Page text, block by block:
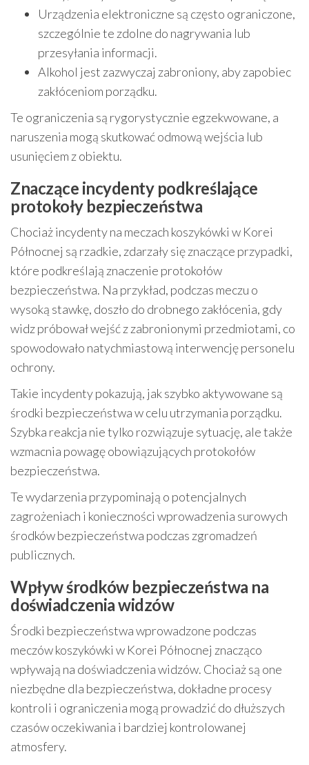
Urządzenia elektroniczne są często ograniczone,
szczególnie te zdolne do nagrywania lub
przesyłania informacji.
Alkohol jest zazwyczaj zabroniony, aby zapobiec
zakłóceniom porządku.
Te ograniczenia są rygorystycznie egzekwowane, a
naruszenia mogą skutkować odmową wejścia lub
usunięciem z obiektu.
Znaczące incydenty podkreślające
protokoły bezpieczeństwa
Chociaż incydenty na meczach koszykówki w Korei
Północnej są rzadkie, zdarzały się znaczące przypadki,
które podkreślają znaczenie protokołów
bezpieczeństwa. Na przykład, podczas meczu o
wysoką stawkę, doszło do drobnego zakłócenia, gdy
widz próbował wejść z zabronionymi przedmiotami, co
spowodowało natychmiastową interwencję personelu
ochrony.
Takie incydenty pokazują, jak szybko aktywowane są
środki bezpieczeństwa w celu utrzymania porządku.
Szybka reakcja nie tylko rozwiązuje sytuację, ale także
wzmacnia powagę obowiązujących protokołów
bezpieczeństwa.
Te wydarzenia przypominają o potencjalnych
zagrożeniach i konieczności wprowadzenia surowych
środków bezpieczeństwa podczas zgromadzeń
publicznych.
Wpływ środków bezpieczeństwa na
doświadczenia widzów
Środki bezpieczeństwa wprowadzone podczas
meczów koszykówki w Korei Północnej znacząco
wpływają na doświadczenia widzów. Chociaż są one
niezbędne dla bezpieczeństwa, dokładne procesy
kontroli i ograniczenia mogą prowadzić do dłuższych
czasów oczekiwania i bardziej kontrolowanej
atmosfery.